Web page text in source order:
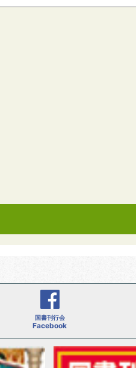
国書刊行会
Facebook